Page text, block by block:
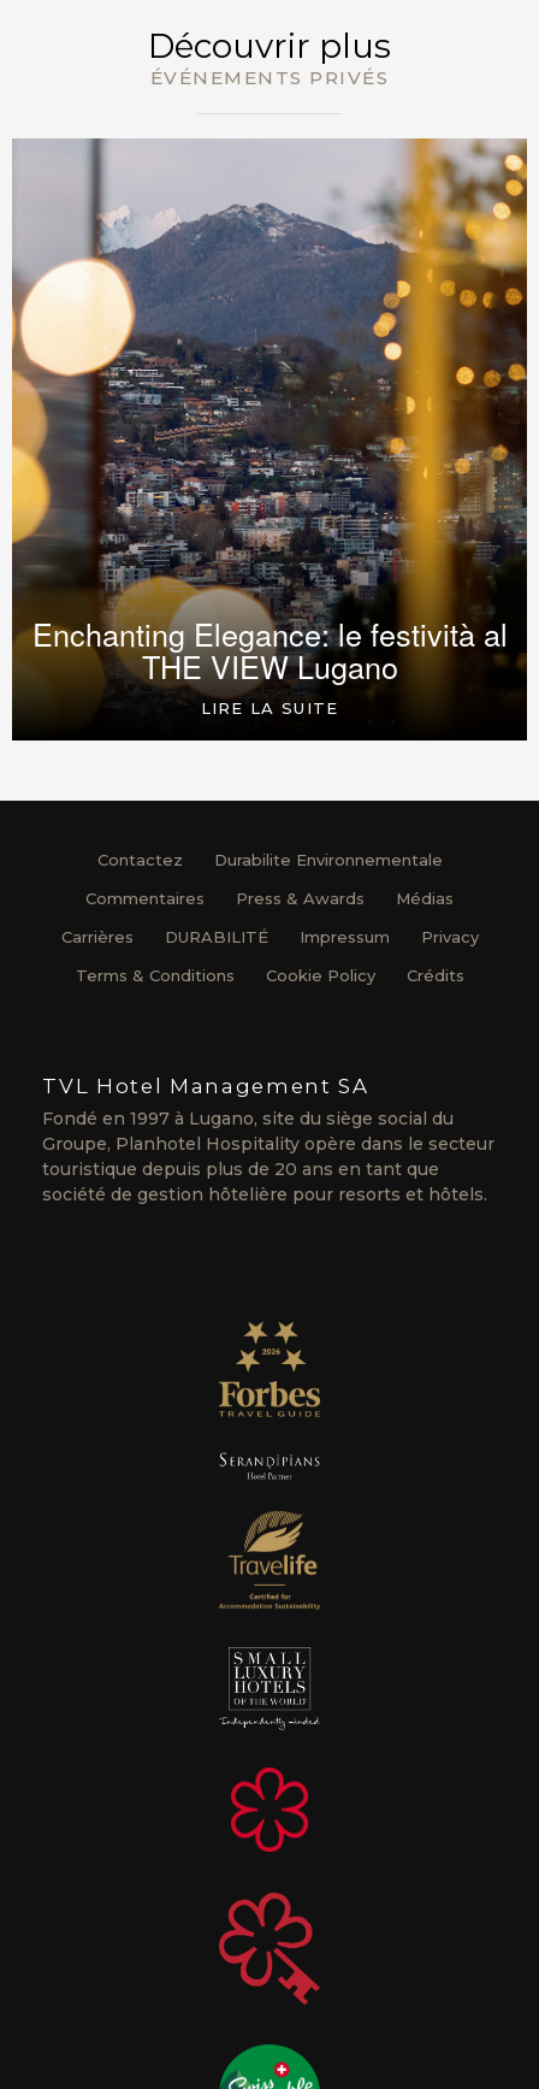
Découvrir plus
ÉVÉNEMENTS PRIVÉS
Enchanting Elegance: le festività al
THE VIEW Lugano
LIRE LA SUITE
Contactez
Durabilite Environnementale
Commentaires
Press & Awards
Médias
Carrières
DURABILITÉ Impressum
Privacy
Terms & Conditions
Cookie Policy Crédits
TVL Hotel Management SA
Fondé en 1997 à Lugano, site du siège social du
Groupe, Planhotel Hospitality opère dans le secteur
touristique depuis plus de 20 ans en tant que
société de gestion hôtelière pour resorts et hôtels.